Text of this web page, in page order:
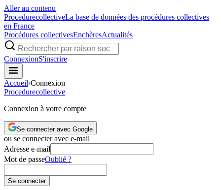
Aller au contenu
ProcedurecollectiveLa base de données des procédures collectives
en France
Procédures collectivesEnchèresActualités
ConnexionS'inscrire
Accueil›Connexion
Procedurecollective
Connexion à votre compte
Se connecter avec Google
ou se connecter avec e-mail
Adresse e-mail
Mot de passeOublié ?
Se connecter